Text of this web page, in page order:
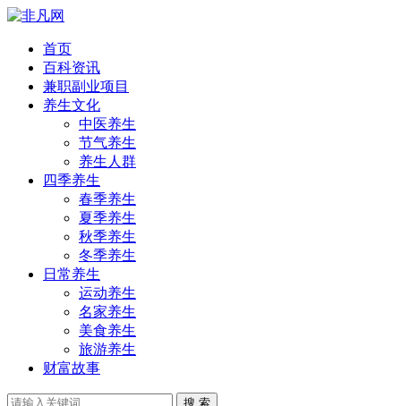
首页
百科资讯
兼职副业项目
养生文化
中医养生
节气养生
养生人群
四季养生
春季养生
夏季养生
秋季养生
冬季养生
日常养生
运动养生
名家养生
美食养生
旅游养生
财富故事
搜 索